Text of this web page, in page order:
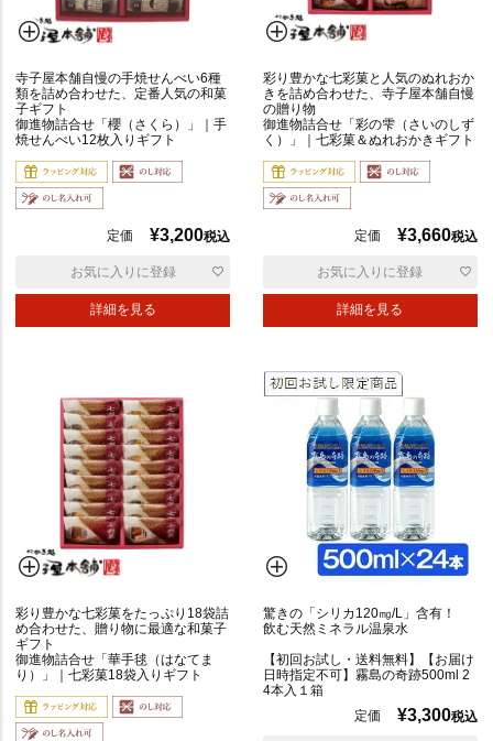
寺子屋本舗自慢の手焼せんべい6種
類を詰め合わせた、定番人気の和菓
子ギフト
御進物詰合せ「櫻（さくら）」｜手
焼せんべい12枚入りギフト
定価 ¥3,200税込
詳細を見る
お気に入りに登録
彩り豊かな七彩菓と人気のぬれおか
きを詰め合わせた、寺子屋本舗自慢
の贈り物
御進物詰合せ「彩の雫（さいのしず
く）」｜七彩菓＆ぬれおかきギフト
定価 ¥3,660税込
詳細を見る
お気に入りに登録
彩り豊かな七彩菓をたっぷり18袋詰
め合わせた、贈り物に最適な和菓子
ギフト
御進物詰合せ「華手毬（はなてま
り）」｜七彩菓18袋入りギフト
驚きの「シリカ120㎎/L」含有！
飲む天然ミネラル温泉水
【初回お試し・送料無料】【お届け
日時指定不可】霧島の奇跡500ml 2
4本入１箱
定価
¥3,300税込